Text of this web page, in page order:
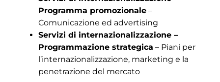
Programma promozionale –
Comunicazione ed advertising
Servizi di internazionalizzazione –
Programmazione strategica – Piani per
l’internazionalizzazione, marketing e la
penetrazione del mercato